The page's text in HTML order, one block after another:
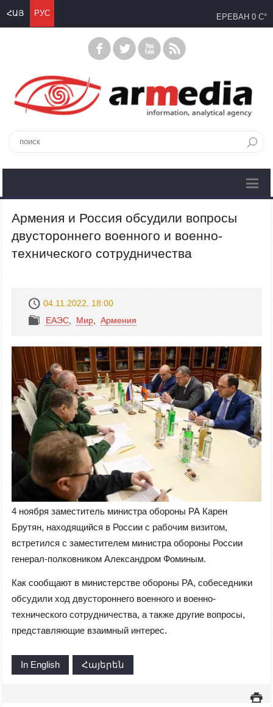
ՀԱՅ РУС ЕРЕВАН 0 C°
Армения и Россия обсудили вопросы
двустороннего военного и военно-
технического сотрудничества
04.11.2022, 18:00
ЕАЭС
Mир Армения
4 ноября заместитель министра обороны РА Карен
Брутян, находящийся в России с рабочим визитом,
встретился с заместителем министра обороны России
генерал-полковником Александром Фоминым.
Как сообщают в министерстве обороны РА, собеседники
обсудили ход двустороннего военного и военно-
технического сотрудничества, а также другие вопросы,
представляющие взаимный интерес.
In English Հայերեն